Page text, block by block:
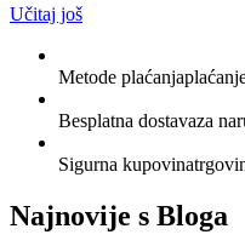
Učitaj još
Metode plaćanja
Besplatna dostavaza
Sigurna kupovina
Najnovije s Bloga